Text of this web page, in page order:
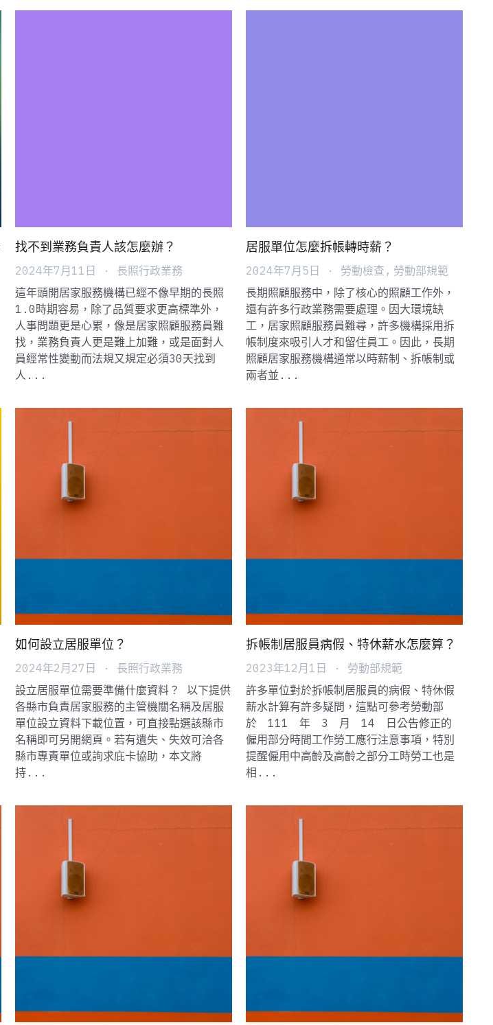
找不到業務負責人該怎麼辦？
2024年7月11日 · 長照行政業務
這年頭開居家服務機構已經不像早期的長照
1.0時期容易，除了品質要求更高標準外，
人事問題更是心累，像是居家照顧服務員難
找，業務負責人更是難上加難，或是面對人
員經常性變動而法規又規定必須30天找到
人...
居服單位怎麼拆帳轉時薪？
2024年7月5日 · 勞動檢查, 勞動部規範
長期照顧服務中，除了核心的照顧工作外，
還有許多行政業務需要處理。因大環境缺
工，居家照顧服務員難尋，許多機構採用拆
帳制度來吸引人才和留住員工。因此，長期
照顧居家服務機構通常以時薪制、拆帳制或
兩者並...
如何設立居服單位？
2024年2月27日 · 長照行政業務
設立居服單位需要準備什麼資料？ 以下提供
各縣市負責居家服務的主管機關名稱及居服
單位設立資料下載位置，可直接點選該縣市
名稱即可另開網頁。若有遺失、失效可洽各
縣市專責單位或詢求庇卡協助，本文將
持...
拆帳制居服員病假、特休薪水怎麼算？
2023年12月1日 · 勞動部規範
許多單位對於拆帳制居服員的病假、特休假
薪水計算有許多疑問，這點可參考勞動部
於 111 年 3 月 14 日公告修正的
僱用部分時間工作勞工應行注意事項，特別
提醒僱用中高齡及高齡之部分工時勞工也是
相...